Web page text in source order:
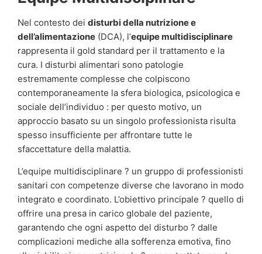
Nel contesto dei disturbi della nutrizione e
dell’alimentazione (DCA), l’equipe multidisciplinare
rappresenta il gold standard per il trattamento e la
cura. I disturbi alimentari sono patologie
estremamente complesse che colpiscono
contemporaneamente la sfera biologica, psicologica e
sociale dell’individuo : per questo motivo, un
approccio basato su un singolo professionista risulta
spesso insufficiente per affrontare tutte le
sfaccettature della malattia.
L’equipe multidisciplinare ? un gruppo di professionisti
sanitari con competenze diverse che lavorano in modo
integrato e coordinato. L’obiettivo principale ? quello di
offrire una presa in carico globale del paziente,
garantendo che ogni aspetto del disturbo ? dalle
complicazioni mediche alla sofferenza emotiva, fino